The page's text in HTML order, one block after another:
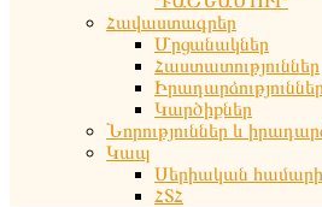
Հավաստագրեր
Մրցանակներ
Հաստատություններ
Իրադարձություններ
Կարծիքներ
Նորություններ և
Կապ
Սերիական համարի
ՀՏՀ